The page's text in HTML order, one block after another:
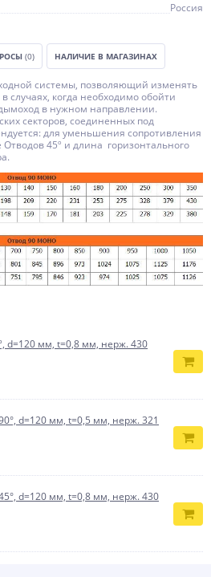
Россия
(0) НАЛИЧИЕ В МАГАЗИНАХ
системы, позволяющий изменять
случаях, когда необходимо обойти
в нужном направлении.
секторов, соединенных под
для уменьшения сопротивления
45º и длина горизонтального
d=120 мм, t=0,8 мм, нерж. 430
d=120 мм, t=0,5 мм, нерж. 321
d=120 мм, t=0,8 мм, нерж. 430